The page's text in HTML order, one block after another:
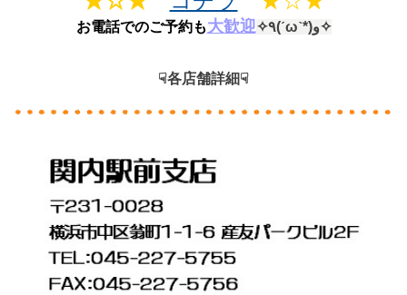
お電話でのご予約も大歓迎 ✧٩(ˊωˋ*)و✧
☟各店舗詳細☟